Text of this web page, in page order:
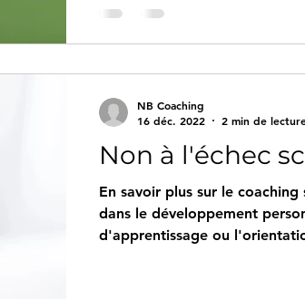
Non à l'échec
En savoir plus sur le
dans le développement
d'apprentissage ou
NB Coaching
16 déc. 2022
2 min de